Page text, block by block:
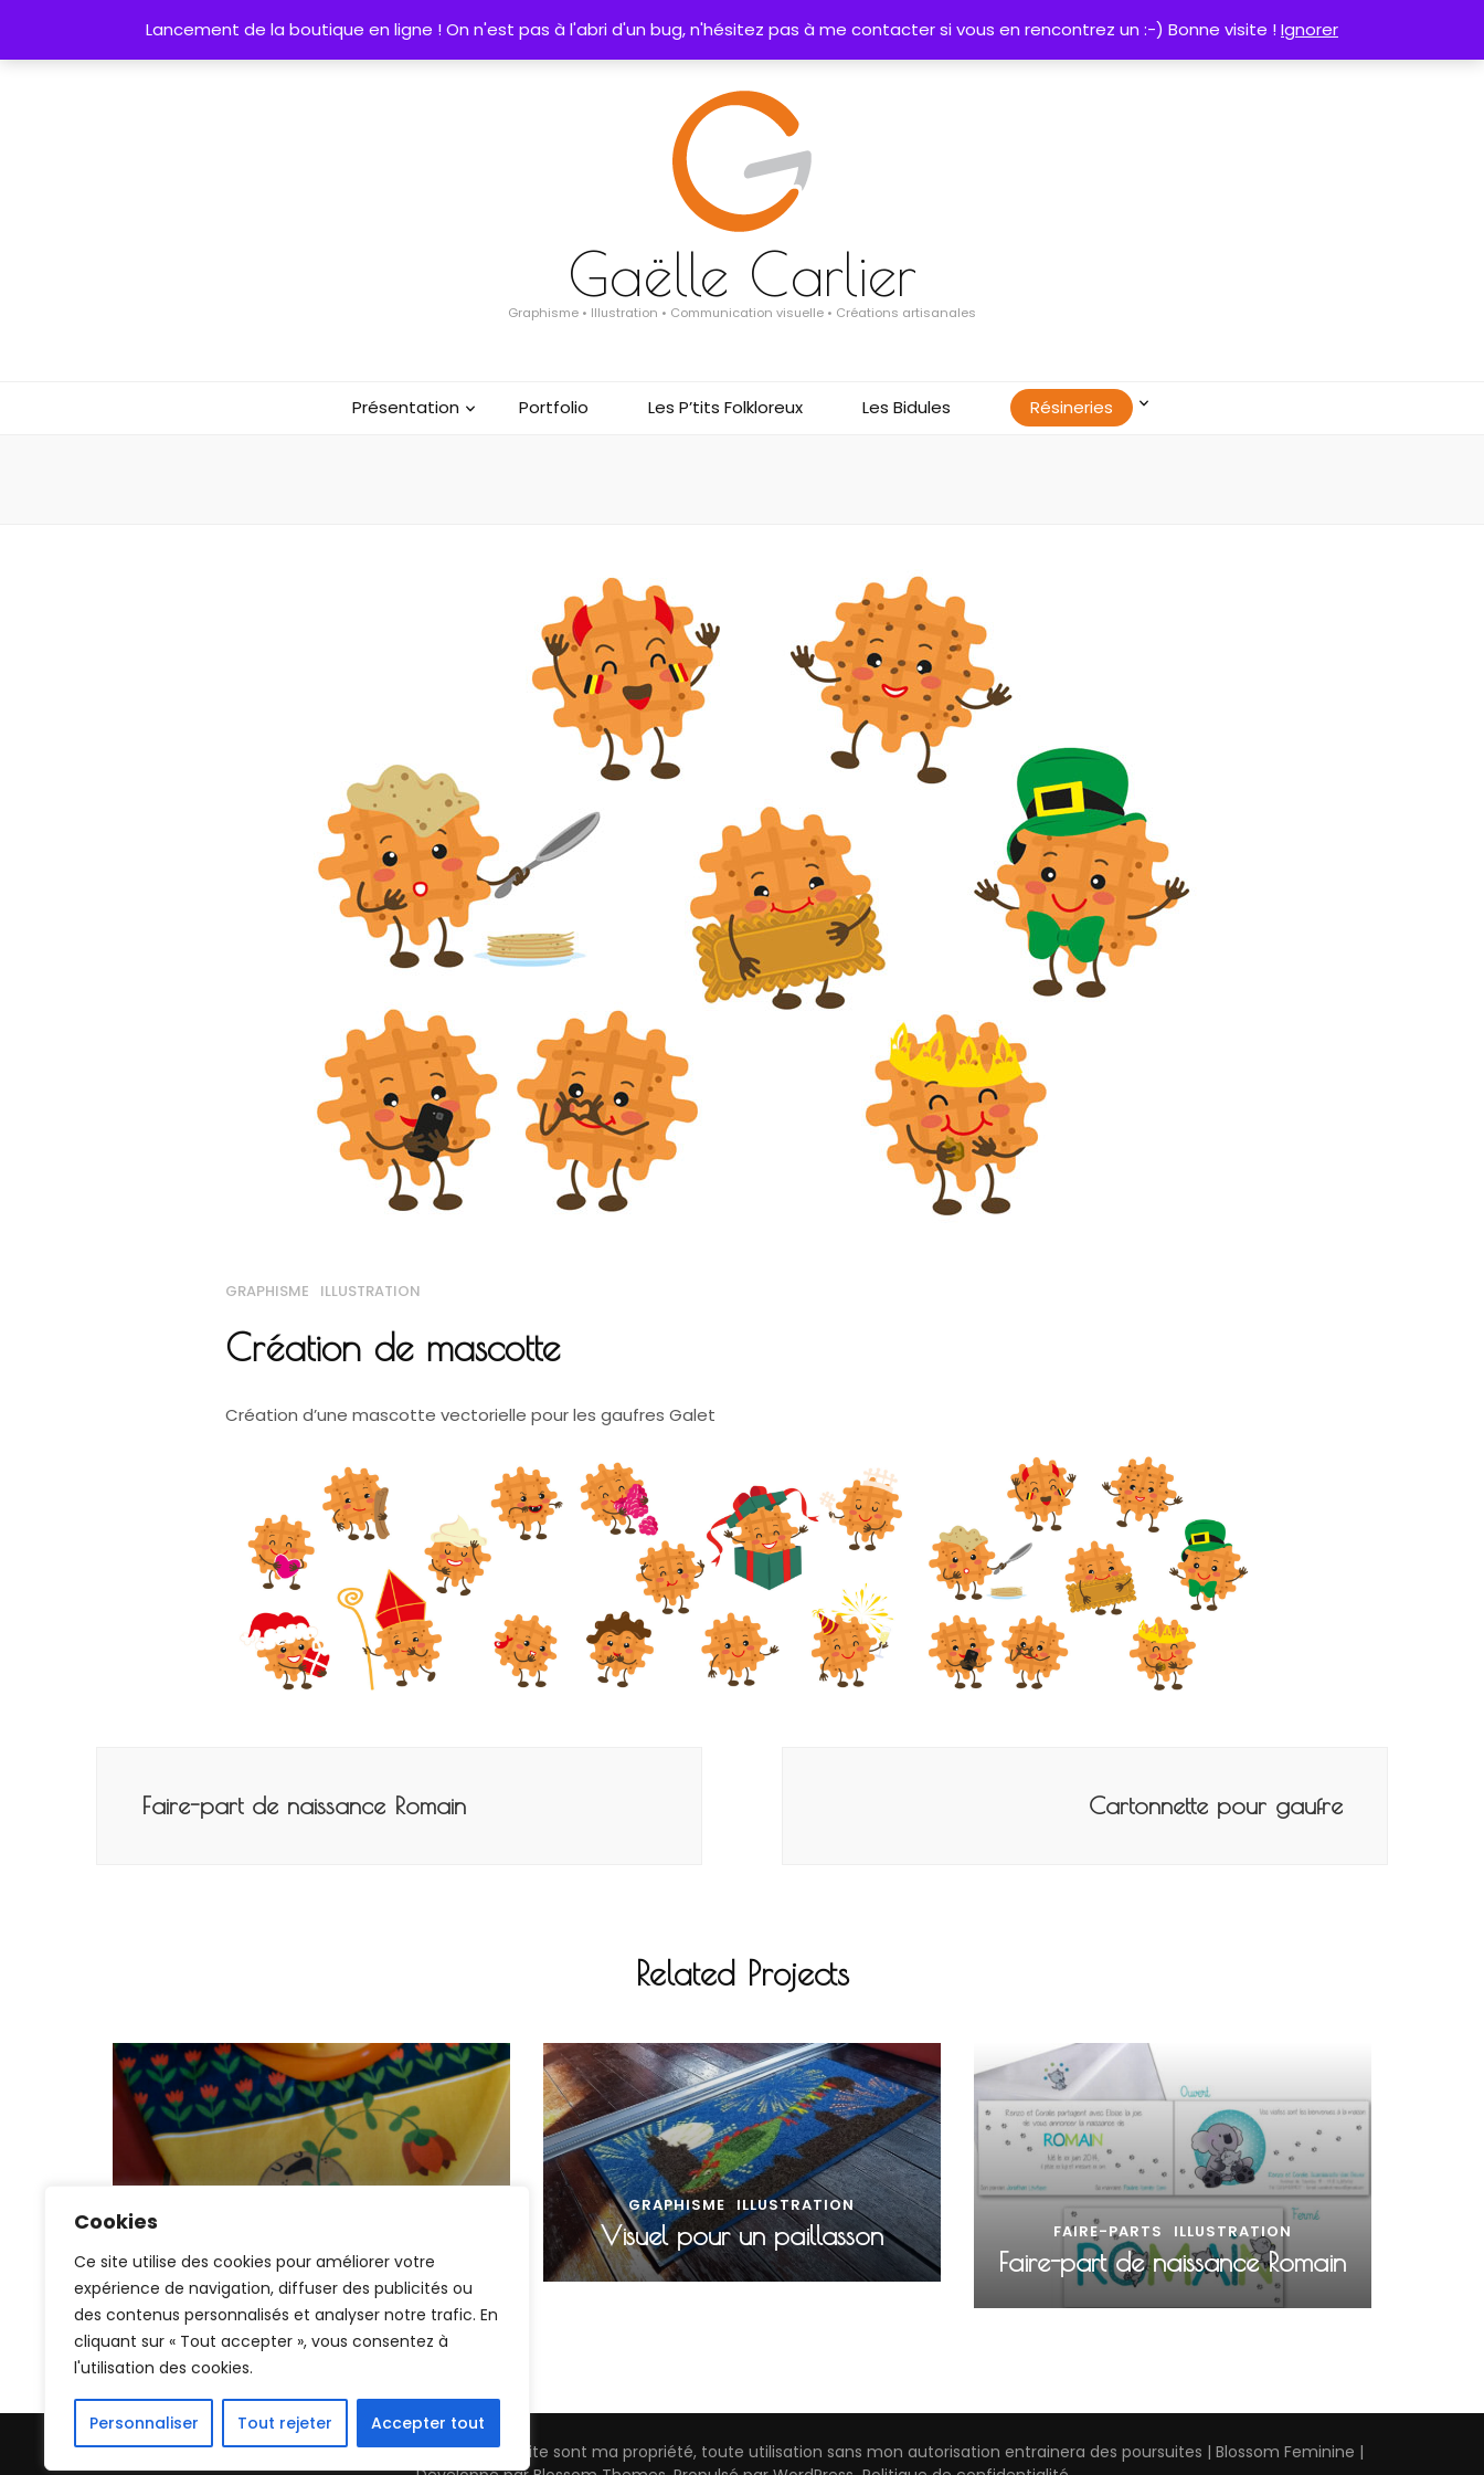
Cookies
Ce site utilise des cookies pour améliorer votre
expérience de navigation, diffuser des publicités ou
des contenus personnalisés et analyser notre trafic. En
cliquant sur « Tout accepter », vous consentez à
l'utilisation des cookies.
Personnaliser Tout rejeter Accepter tout
Lancement de la boutique en ligne ! On n'est pas à l'abri d'un bug, n'hésitez pas à me contacter si vous en rencontrez un :-) Bonne visite !Ignorer
Gaëlle Carlier
Graphisme • Illustration • Communication visuelle • Créations artisanales
Présentation Portfolio Les P’tits Folkloreux Les Bidules Résineries
GRAPHISME ILLUSTRATION
Création de mascotte
Création d’une mascotte vectorielle pour les gaufres Galet
l’article
Faire-part de naissance Romain Cartonnette pour gaufre
Related Projects
Bavoirs illustrés
GRAPHISME ILLUSTRATION
Visuel pour un paillasson FAIRE-PARTS ILLUSTRATION
Faire-part de naissance Romain
2026 © Gaëlle Carlier | Les images présentes sur ce site sont ma propriété, toute utilisation sans mon autorisation entrainera des poursuites | Blossom Feminine |